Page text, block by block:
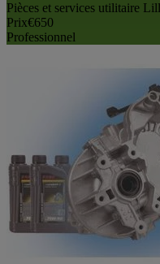
Pièces et services utilitaire
Prix€650
Professionnel